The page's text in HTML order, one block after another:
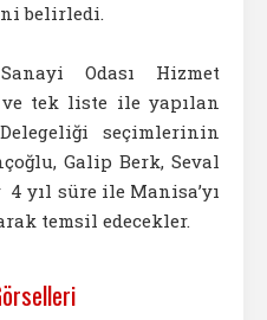
belirledi.
Odası Hizmet
ve tek liste ile yapılan
seçimlerinin
Galip Berk, Seval
4 yıl süre ile Manisa’yı
temsil edecekler.